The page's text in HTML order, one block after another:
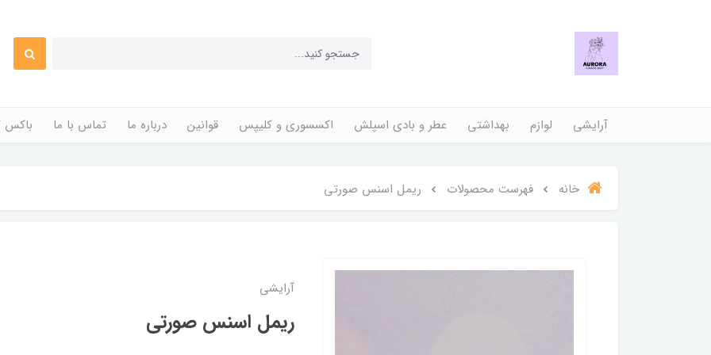
آرایشی لوازم بهداشتی عطر و بادی اسپلش اکسسوری و کلیپس قوانین درباره ما تماس با ما باکس
خانه فهرست محصولات ریمل اسنس صورتی
آرایشی
ریمل اسنس صورتی